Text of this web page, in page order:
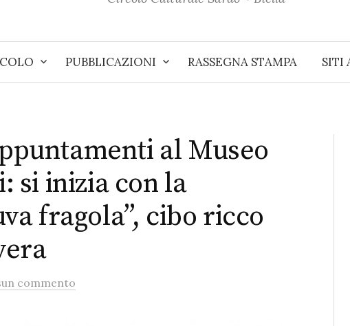
PUBBLICAZIONI RASSEGNA STAMPA SITI
al Museo
si inizia con la
fragola”, cibo ricco
commento